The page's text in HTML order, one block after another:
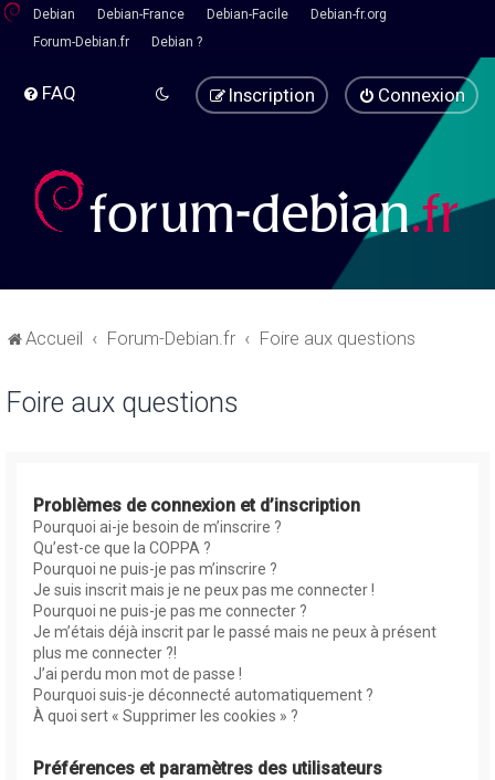
Debian Debian-France Debian-Facile
Debian-fr.org
Forum-Debian.fr
Debian ?
FAQ Connexion
Inscription
Accueil Forum-Debian.fr Foire aux questions
Foire aux questions
Problèmes de connexion et d’inscription
Pourquoi ai-je besoin de m’inscrire ?
Qu’est-ce que la COPPA ?
Pourquoi ne puis-je pas m’inscrire ?
Je suis inscrit mais je ne peux pas me connecter !
Pourquoi ne puis-je pas me connecter ?
Je m’étais déjà inscrit par le passé mais ne peux à présent
plus me connecter ?!
J’ai perdu mon mot de passe !
Pourquoi suis-je déconnecté automatiquement ?
À quoi sert « Supprimer les cookies » ?
Préférences et paramètres des utilisateurs